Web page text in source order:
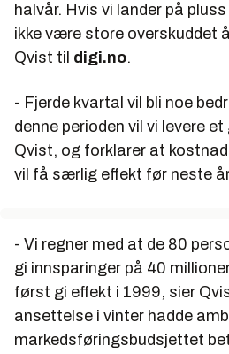
halvår. Hvis vi lander på
ikke være store overskuddet
Qvist til digi.no.
- Fjerde kvartal vil bli noe
denne perioden vil vi levere
Qvist, og forklarer at
vil få særlig effekt før neste
- Vi regner med at de 80
gi innsparinger på 40
først gi effekt i 1999, sier
ansettelse i vinter hadde
markedsføringsbudsjettet